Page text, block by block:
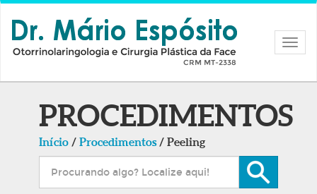
PROCEDIMENTOS
Início / Procedimentos/ Peeling